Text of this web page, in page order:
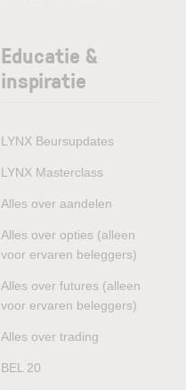
Educatie &
inspiratie
LYNX Beursupdates
LYNX Masterclass
Alles over aandelen
Alles over opties (alleen
voor ervaren beleggers)
Alles over futures (alleen
voor ervaren beleggers)
Alles over trading
BEL 20